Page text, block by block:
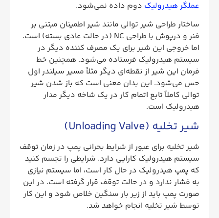
عملگر هیدرولیک دوم داده نمی‌شود.
ساختار طراحی شیر توالی مانند شیر اطمینان مبتنی بر
فنر و درپوش با طراحی NC (در حالت عادی بسته) است.
اما خروجی این شیر برای یک مصرف کننده دیگر در
سیستم هیدرولیک فرستاده می‌شود. همچنین خط
فرمان این شیر از نقطه‌ای دیگر مثلاً مسیر سیلندر اول
حس می‌شود. این بدان معنی است که باز شدن شیر
توالی کاملاً تابع اتمام کار در یک شاخه دیگر مدار
هیدرولیک است.
شیر تخلیه (Unloading Valve)
شیر تخلیه برای عبور از شرایط بحرانی پمپ در زمان توقف
سیستم هیدرولیک کارایی دارد. شرایطی را تجسم کنید
که پمپ هیدرولیک در حال کار است، اما سیستم نیازی
به فشار ندارد و در حالت توقف قرار گرفته است. در این
صورت پمپ باید از زیر بار سنگین خلاص شود و این کار
توسط شیر تخلیه انجام خواهد شد.